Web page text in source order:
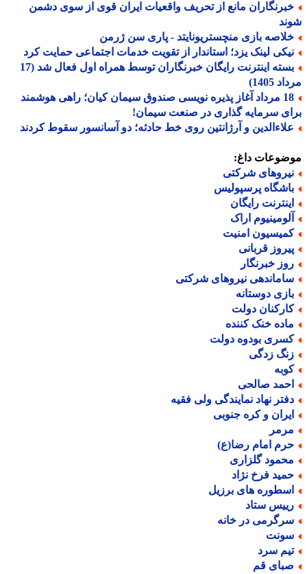
مانع از تحریف واقعیات ایران قوی از سوی دشمن
بازی منچستریونایتد - پاری سن ژرمن
لینک یزد؛ استاندار از تقویت خدمات اجتماعی حمایت کرد
بسته اینترنت رایگان خبرنگاران توسط همراه اول فعال شد (17
1405)
18 مرداد آغاز پذیره نویسی صندوق سیمان کیان؛ راهی هوشمند
سرمایه گذاری در صنعت سیمان!
و آرژانتین روی خط حادثه؛ دو آسانسور سقوط کردند
داغ:
شرکتی
پرسپولیس
رایگان
اراک
امنیت
قربانی
خبرنگار
نیروهای شرکتی
دوستانه
دولت
خنک کننده
بودوه دولت
زدگی
صالحی
نهاد نمایندگی ولی فقیه
و کره جنوبی
امام رضا(ع)
گلزاری
فرخ نژاد
های برزیل
ستاد
در خانه
سرد
قم